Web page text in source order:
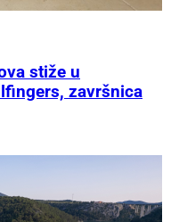
stiže u
završnica